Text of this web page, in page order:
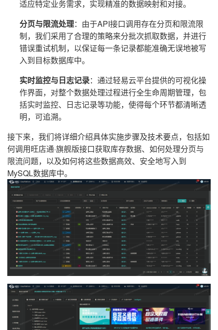
适应特定业务需求，实现精准的数据映射和对接。
分页与限流处理：由于API接口调用存在分页和限流限
制，我们采用了合理的策略来分批次抓取数据，并进行
错误重试机制，以保证每一条记录都能准确无误地被写
入到目标数据库中。
实时监控与日志记录：通过轻易云平台提供的可视化操
作界面，对整个数据处理过程进行全生命周期管理，包
括实时监控、日志记录等功能，使得每个环节都清晰透
明，可追溯。
接下来，我们将详细介绍具体实施步骤及技术要点，包括如
何调用旺店通·旗舰版接口获取库存数据、如何处理分页与
限流问题，以及如何将这些数据高效、安全地写入到
MySQL数据库中。